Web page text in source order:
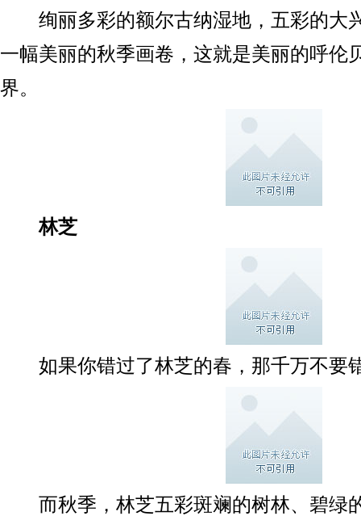
绚丽多彩的额尔古纳湿地，五彩的大
一幅美丽的秋季画卷，这就是美丽的呼伦
界。
林芝
如果你错过了林芝的春，那千万不要
而秋季，林芝五彩斑斓的树林、碧绿